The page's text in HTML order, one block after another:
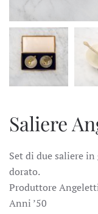
Saliere
Set di due saliere
dorato.
Produttore
Anni ’50